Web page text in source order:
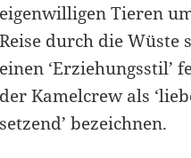
eigenwilligen Tieren
Reise durch die Wüste
einen ‘Erziehungsstil’
der Kamelcrew als
setzend’ bezeichnen.